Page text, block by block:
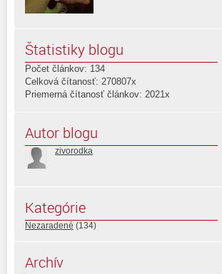
Štatistiky blogu
Počet článkov: 134
Celková čítanosť: 270807x
Priemerná čítanosť článkov: 2021x
Autor blogu
zivorodka
Kategórie
Nezaradené (134)
Archív